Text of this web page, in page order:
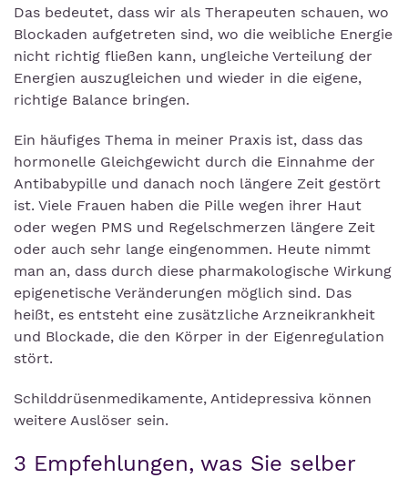
Das bedeutet, dass wir als Therapeuten schauen, wo
Blockaden aufgetreten sind, wo die weibliche Energie
nicht richtig fließen kann, ungleiche Verteilung der
Energien auszugleichen und wieder in die eigene,
richtige Balance bringen.
Ein häufiges Thema in meiner Praxis ist, dass das
hormonelle Gleichgewicht durch die Einnahme der
Antibabypille und danach noch längere Zeit gestört
ist. Viele Frauen haben die Pille wegen ihrer Haut
oder wegen PMS und Regelschmerzen längere Zeit
oder auch sehr lange eingenommen. Heute nimmt
man an, dass durch diese pharmakologische Wirkung
epigenetische Veränderungen möglich sind. Das
heißt, es entsteht eine zusätzliche Arzneikrankheit
und Blockade, die den Körper in der Eigenregulation
stört.
Schilddrüsenmedikamente, Antidepressiva können
weitere Auslöser sein.
3 Empfehlungen, was Sie selber